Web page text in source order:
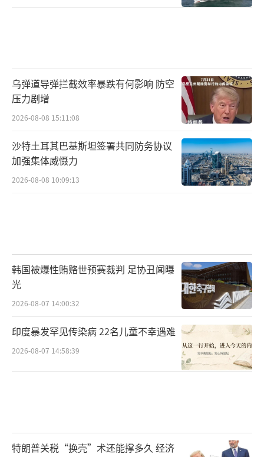
乌弹道导弹拦截效率暴跌有何影响 防空
压力剧增
2026-08-08 15:11:08
沙特土耳其巴基斯坦签署共同防务协议
加强集体威慑力
2026-08-08 10:09:13
韩国被爆性贿赂世预赛裁判 足协丑闻曝
光
2026-08-07 14:00:32
印度暴发罕见传染病 22名儿童不幸遇难
2026-08-07 14:58:39
特朗普关税“换壳”术还能撑多久 经济